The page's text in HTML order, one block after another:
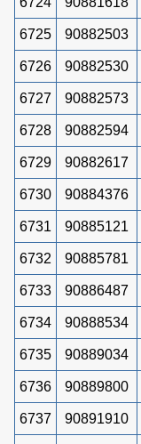
6725 90882503
6726 90882530
6727 90882573
6728 90882594
6729 90882617
6730 90884376
6731 90885121
6732 90885781
6733 90886487
6734 90888534
6735 90889034
6736 90889800
6737 90891910